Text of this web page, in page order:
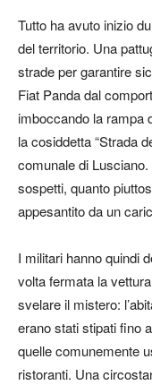
Tutto ha avuto inizio
del territorio. Una
strade per garantire
Fiat Panda dal
imboccando la rampa
la cosiddetta “Strada
comunale di
sospetti, quanto
appesantito da un
I militari hanno quindi
volta fermata la
svelare il mistero:
erano stati stipati fino
quelle comunemente
ristoranti. Una